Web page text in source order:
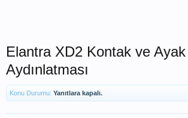
Elantra XD2 Kontak ve Ayak
Aydınlatması
Konu Durumu: Yanıtlara kapalı.